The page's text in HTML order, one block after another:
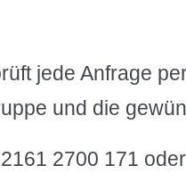
jede Anfrage
und die
2700 171